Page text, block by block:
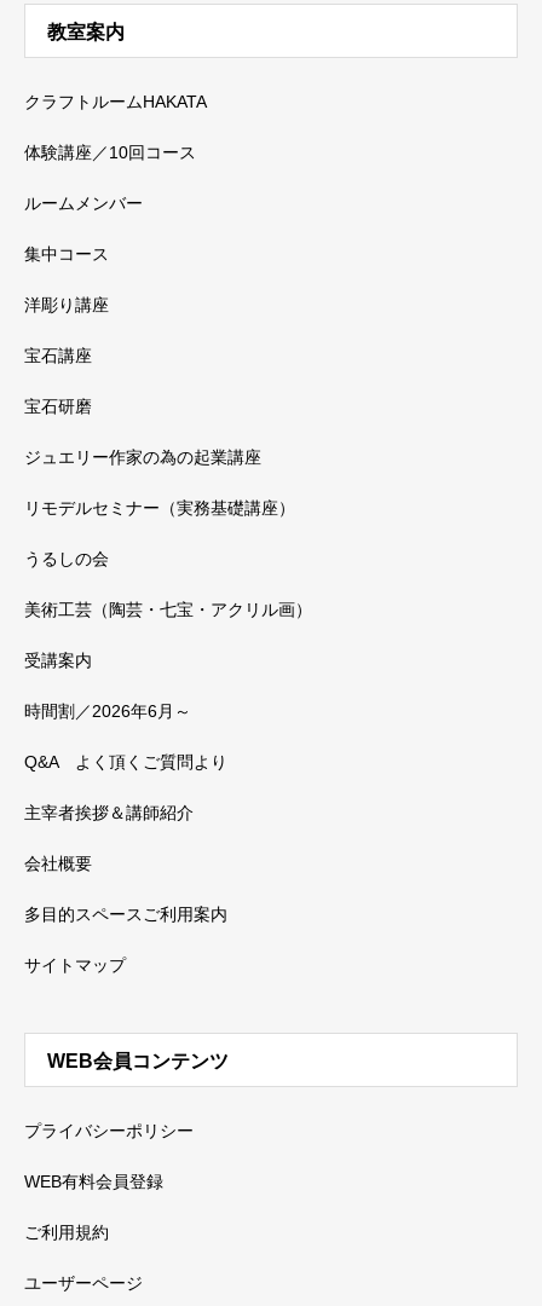
教室案内
クラフトルームHAKATA
体験講座／10回コース
ルームメンバー
集中コース
洋彫り講座
宝石講座
宝石研磨
ジュエリー作家の為の起業講座
リモデルセミナー（実務基礎講座）
うるしの会
美術工芸（陶芸・七宝・アクリル画）
受講案内
時間割／2026年6月～
Q&A よく頂くご質問より
主宰者挨拶＆講師紹介
会社概要
多目的スペースご利用案内
サイトマップ
WEB会員コンテンツ
プライバシーポリシー
WEB有料会員登録
ご利用規約
ユーザーページ